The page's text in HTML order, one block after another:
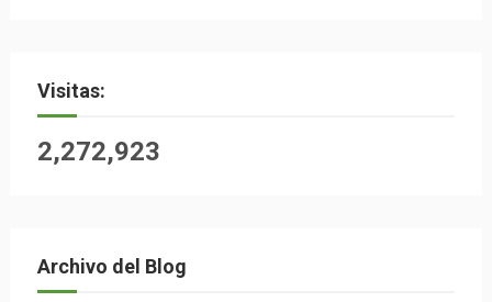
Visitas:
2,272,923
Archivo del Blog